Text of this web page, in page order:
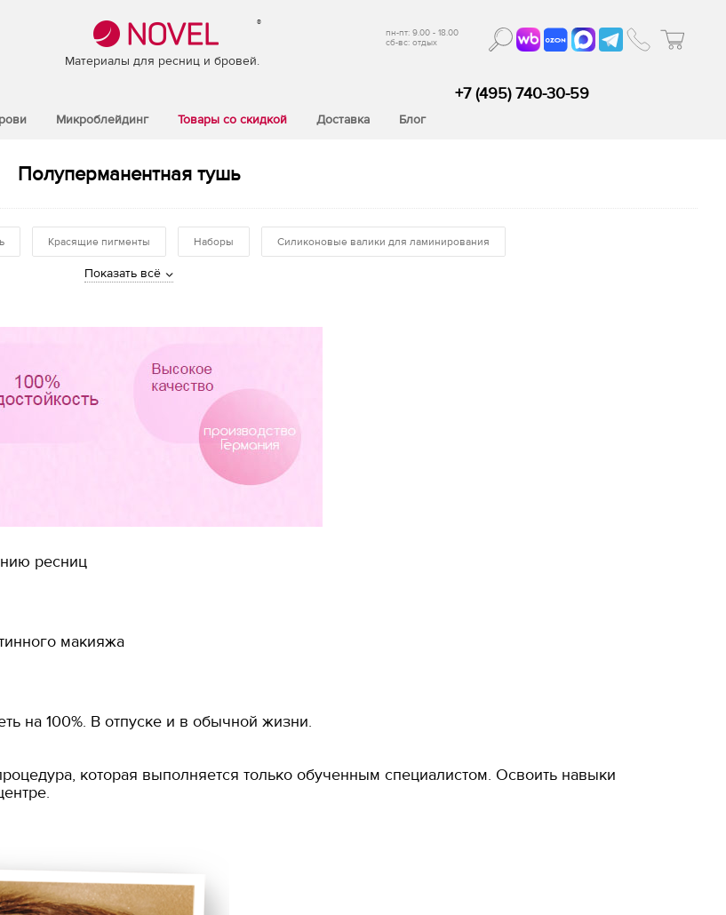
®
Материалы для ресниц и бровей.
пн-пт: 9.00 - 18.00
сб-вс: отдых
Микроблейдинг Товары со скидкой Доставка Блог
+7 (495) 740-30-59
Полуперманентная тушь
Красящие пигменты Наборы Силиконовые валики для ламинирования
Показать всё
ресниц
макияжа
на 100%. В отпуске и в обычной жизни.
которая выполняется только обученным специалистом. Освоить навыки